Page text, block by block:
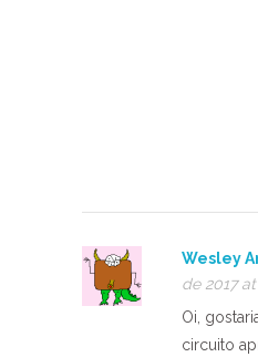
Wesley
de 2017 at
Oi,
circuito